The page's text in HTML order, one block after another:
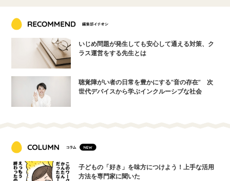
いじめ問題が発生しても安心して通える対策、ク
ラス運営をする先生とは
聴覚障がい者の日常を豊かにする“音の存在” 次
世代デバイスから学ぶインクルーシブな社会
子どもの「好き」を味方につけよう！上手な活用
方法を専門家に聞いた